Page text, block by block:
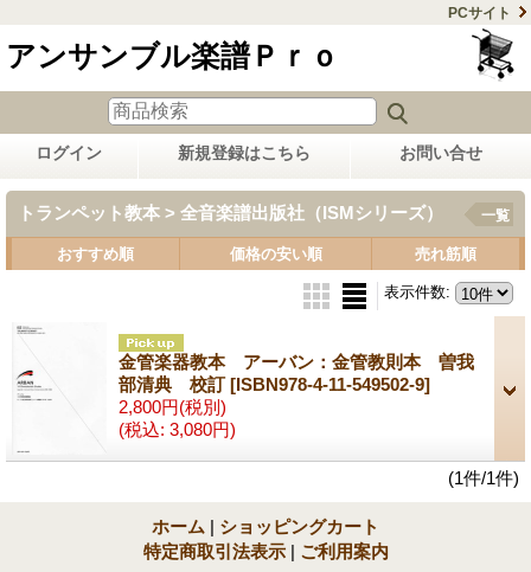
PCサイト
アンサンブル楽譜Ｐｒｏ
ログイン 新規登録はこちら お問い合せ
トランペット教本 > 全音楽譜出版社（ISMシリーズ） 一覧
おすすめ順 価格の安い順 売れ筋順
表示件数:
金管楽器教本 アーバン：金管教則本 曽我
部清典 校訂[ISBN978-4-11-549502-9]
2,800円(税別)
(税込: 3,080円)
(1件/1件)
ホーム | ショッピングカート
特定商取引法表示 | ご利用案内